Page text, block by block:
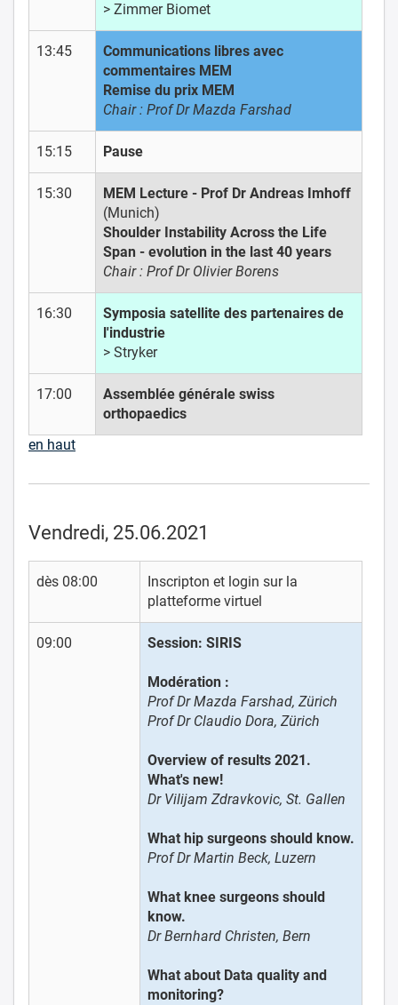
> Zimmer Biomet
13:45
Communications libres avec
commentaires MEM
Remise du prix MEM
Chair : Prof Dr Mazda Farshad
15:15 Pause
15:30
MEM Lecture - Prof Dr Andreas Imhoff
(Munich)
Shoulder Instability Across the Life
Span - evolution in the last 40 years
Chair : Prof Dr Olivier Borens
16:30
Symposia satellite des partenaires de
l'industrie
> Stryker
17:00
Assemblée générale swiss
orthopaedics
en haut
Vendredi, 25.06.2021
dès 08:00
Inscripton et login sur la
platteforme virtuel
09:00 Session: SIRIS
Modération :
Prof Dr Mazda Farshad, Zürich
Prof Dr Claudio Dora, Zürich
Overview of results 2021.
What's new!
Dr Vilijam Zdravkovic, St. Gallen
What hip surgeons should know.
Prof Dr Martin Beck, Luzern
What knee surgeons should
know.
Dr Bernhard Christen, Bern
What about Data quality and
monitoring?